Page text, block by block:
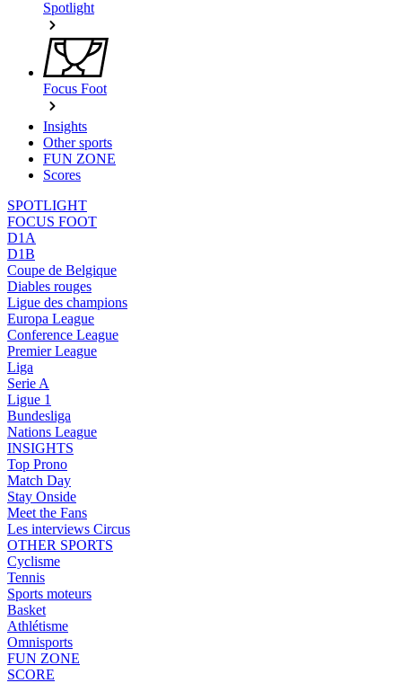
Spotlight
Focus Foot
Insights
Other sports
FUN ZONE
Scores
SPOTLIGHT
FOCUS FOOT
D1A
D1B
Coupe de Belgique
Diables rouges
Ligue des champions
Europa League
Conference League
Premier League
Liga
Serie A
Ligue 1
Bundesliga
Nations League
INSIGHTS
Top Prono
Match Day
Stay Onside
Meet the Fans
Les interviews Circus
OTHER SPORTS
Cyclisme
Tennis
Sports moteurs
Basket
Athlétisme
Omnisports
FUN ZONE
SCORE